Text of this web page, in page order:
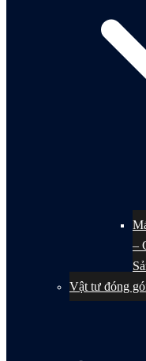
–
Vật tư đóng